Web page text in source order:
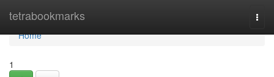
tetrabookmarks
Home
Home
1